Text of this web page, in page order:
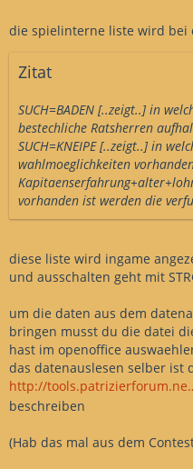
der Hammer. Bei mir hat es
verschoben. War halt nicht
So dass bei mir der Kapitän
danach elle 2 Tage wie in
wirklich nicht
Vielleicht könnte Falko auch
zusammen mit dem
die spielinterne liste wird bei
Zitat
SUCH=BADEN [..zeigt..] in
bestechliche Ratsherren
SUCH=KNEIPE [..zeigt..] in
wahlmoeglichkeiten
vorhanden ist werden die
diese liste wird ingame
und ausschalten geht mit
um die daten aus dem
bringen musst du die datei
hast im openoffice
das datenauslesen selber ist
http://
beschreiben
(Hab das mal aus dem